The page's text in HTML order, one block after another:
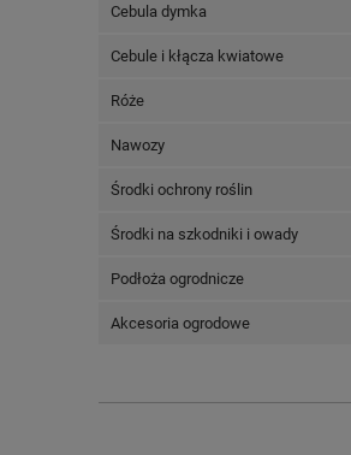
Cebula dymka
Cebule i kłącza kwiatowe
Róże
Nawozy
Środki ochrony roślin
Środki na szkodniki i owady
Podłoża ogrodnicze
Akcesoria ogrodowe